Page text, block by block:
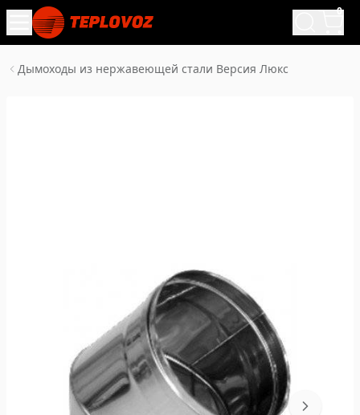
0
Дымоходы из нержавеющей стали Версия Люкс